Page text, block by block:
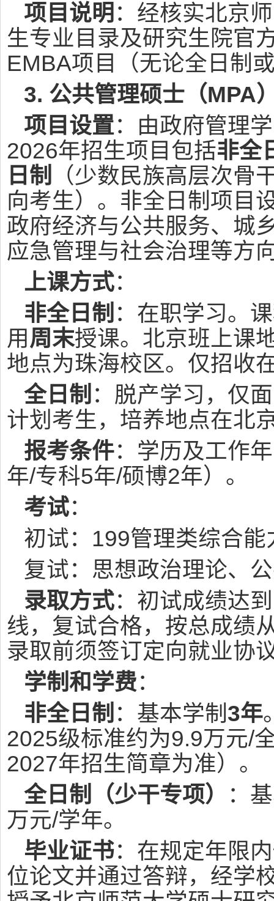
项目说明 ：经核实北京
生专业目录及研究生院官
EMBA项目（无论全日制
3. 公共管理硕士（MPA
项目设置：由政府管理
2026年招生项目包括非全
日制
（少数民族高层次骨
向考生）。非全日制项目
政府经济与公共服务、城
应急管理与社会治理等方
上课方式：
非全日制 ：在职学习。
用 周末授课。北京班上课
地点为珠海校区。仅招收
全日制 ：脱产学习，仅
计划考生，培养地点在北
报考条件：学历及工作
年/专科5年/硕博2年）。
考试：
初试：199管理类综合
复试：思想政治理论、
录取方式：初试成绩达
线，复试合格，按总成绩
录取前须签订定向就业协
学制和学费：
非全日制 ：基本学制 3年
2025级标准约为9.9万元/
2027年招生简章为准）。
全日制（少干专项）
：
万元/学年。
毕业证书：在规定年限
位论文并通过答辩，经学